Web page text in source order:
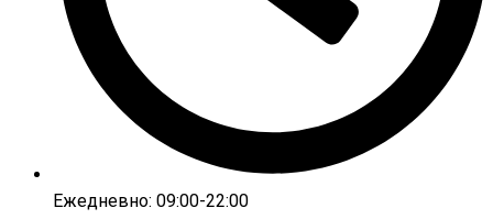
Ежедневно: 09:00-22:00